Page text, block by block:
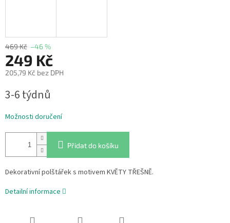
469 Kč –46 %
249 Kč
205,79 Kč bez DPH
cena:
3-6 týdnů
Možnosti doručení
Přidat do košíku
Dekorativní polštářek s motivem KVĚTY TŘEŠNĚ.
Detailní informace